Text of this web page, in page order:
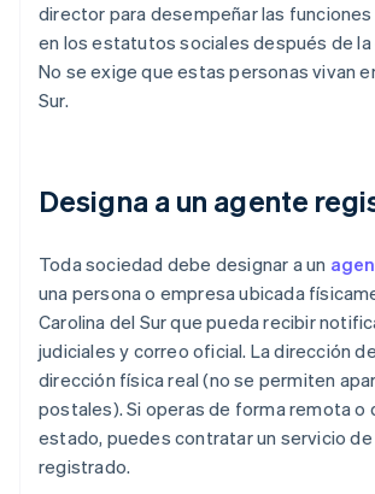
director para desempeñar las
en los estatutos sociales después de
No se exige que estas personas vivan
Sur.
Designa a un agente
Toda sociedad debe designar a un
una persona o empresa ubicada
Carolina del Sur que pueda recibir
judiciales y correo oficial. La dirección
dirección física real (no se permiten
postales). Si operas de forma remota o
estado, puedes contratar un servicio
registrado.